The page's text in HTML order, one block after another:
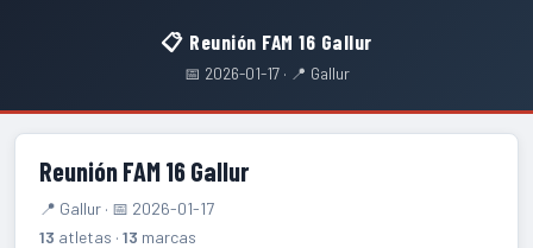
📋 Reunión FAM 16 Gallur
📅 2026-01-17 · 📍 Gallur
Reunión FAM 16 Gallur
📍 Gallur · 📅 2026-01-17
13 atletas · 13 marcas